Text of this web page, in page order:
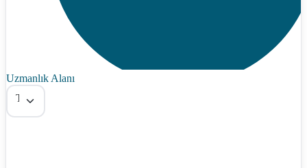
Uzmanlık Alanı
Tümü